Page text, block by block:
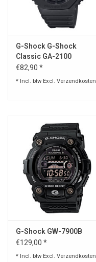
G-Shock G-Shock
Classic GA-2100
zwart/grijs horloge -
Copy
€82,90 *
* Incl. btw Excl. Verzendkosten
G-Shock GW-7900B
€129,00 *
* Incl. btw Excl. Verzendkosten